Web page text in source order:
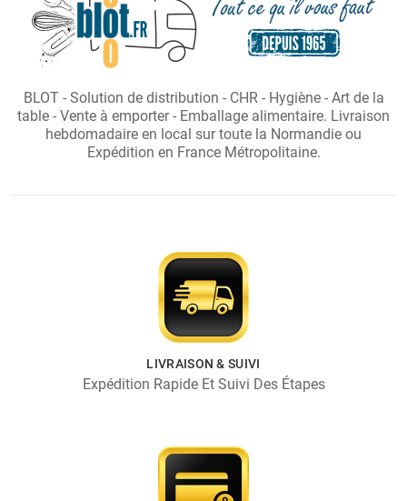
BLOT - Solution de distribution - CHR - Hygiène - Art de la
table - Vente à emporter - Emballage alimentaire. Livraison
hebdomadaire en local sur toute la Normandie ou
Expédition en France Métropolitaine.
LIVRAISON & SUIVI
Expédition Rapide Et Suivi Des Étapes